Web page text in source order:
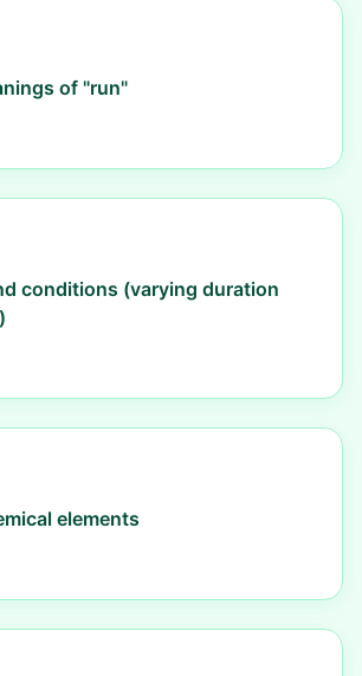
of "run"
conditions (varying duration
elements